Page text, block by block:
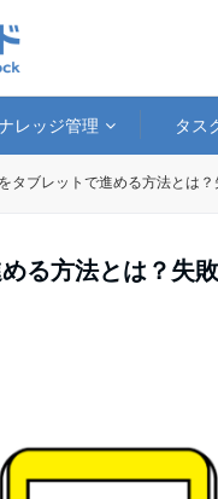
レッジ管理 タス
タブレットで進める方法とは
る方法とは？失